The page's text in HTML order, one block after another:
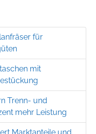
für
mit
Trenn- und
mehr Leistung